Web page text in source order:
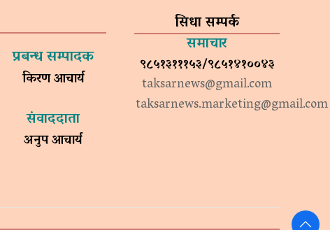
प्रबन्ध सम्पादक
किरण आचार्य
संवाददाता
अनुप आचार्य
सिधा सम्पर्क
समाचार
९८५१३१११५३/९८५१४१००४३
taksarnews@gmail.com
taksarnews.marketing@gmail.com